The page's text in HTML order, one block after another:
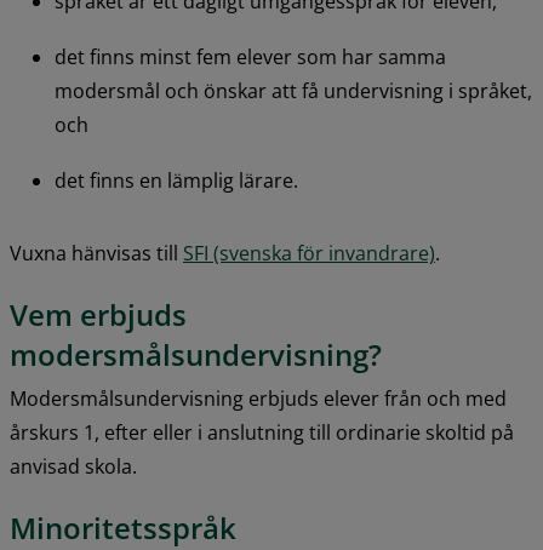
det finns minst fem elever som har samma
modersmål och önskar att få undervisning i språket,
och
det finns en lämplig lärare.
Vuxna hänvisas till SFI (svenska för invandrare).
Vem erbjuds
modersmålsundervisning?
Modersmålsundervisning erbjuds elever från och med
årskurs 1, efter eller i anslutning till ordinarie skoltid på
anvisad skola.
Minoritetsspråk